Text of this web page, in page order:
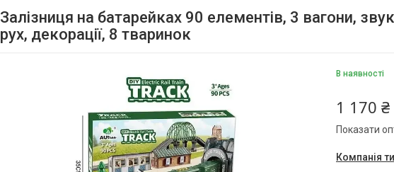
Залізниця на батарейках 90 елементів, 3 вагони,
рух, декорації, 8 тваринок
В наявності
1 170 ₴
Показати
Компанія